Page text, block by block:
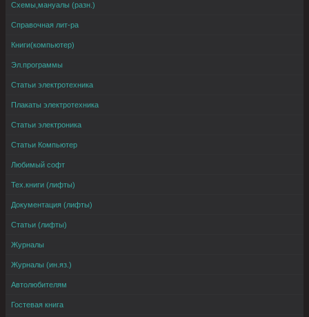
Схемы,мануалы (разн.)
Справочная лит-ра
Книги(компьютер)
Эл.программы
Статьи электротехника
Плакаты электротехника
Статьи электроника
Статьи Компьютер
Любимый софт
Тех.книги (лифты)
Документация (лифты)
Статьи (лифты)
Журналы
Журналы (ин.яз.)
Автолюбителям
Гостевая книга